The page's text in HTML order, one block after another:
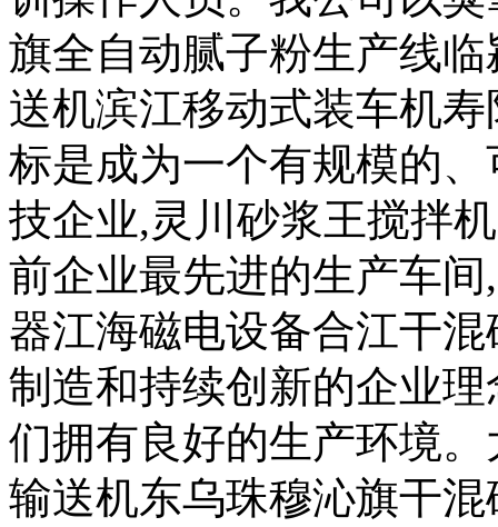
旗全自动腻子粉生产线
送机滨江移动式装车机
标是成为一个有规模的
技企业,灵川砂浆王搅拌
前企业最先进的生产车
器江海磁电设备合江干
制造和持续创新的企业
们拥有良好的生产环境
输送机东乌珠穆沁旗干